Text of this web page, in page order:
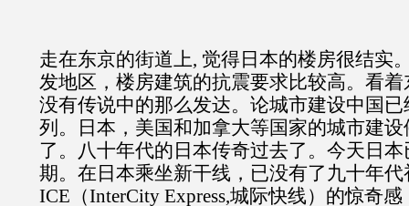
走在东京的街道上, 觉得日本的楼房很结实
发地区，楼房建筑的抗震要求比较高。看
没有传说中的那么发达。论城市建设中国
列。日本，美国和加拿大等国家的城市建
了。八十年代的日本传奇过去了。今天日
期。在日本乘坐新干线，已没有了九十年
ICE（InterCity Express,城际快线）的惊奇